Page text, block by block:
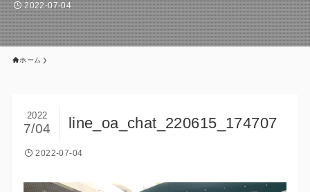
2022-07-04
ホーム
line_oa_chat_220615_174707
2022
7/04
2022-07-04